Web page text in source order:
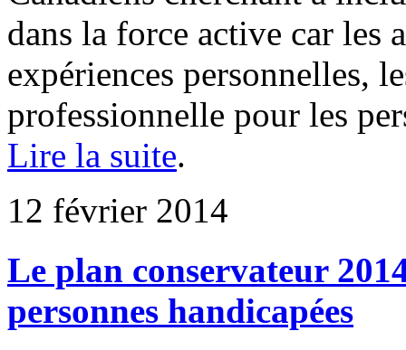
dans la force active car les
expériences personnelles,
professionnelle pour les
Lire la suite.
12 février 2014
Le plan conservateur
personnes handicapées